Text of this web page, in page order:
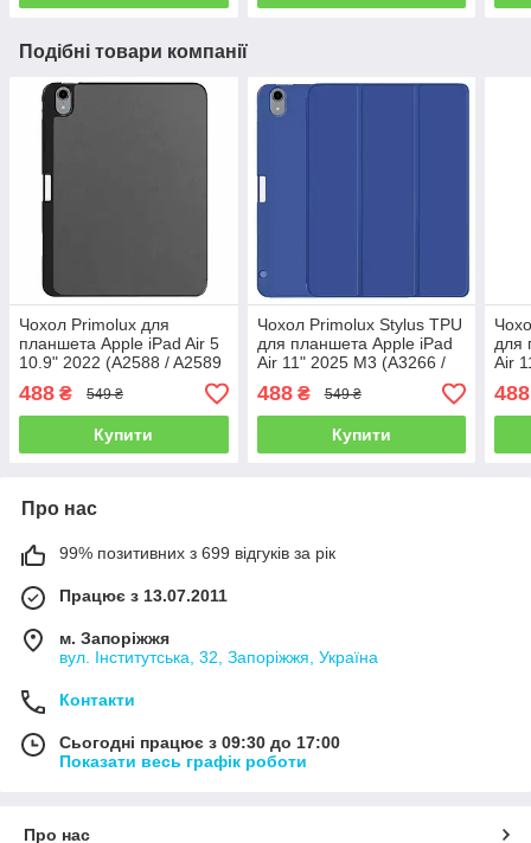
Подібні товари компанії
Чохол Primolux для
планшета Apple iPad Air 5
10.9" 2022 (A2588 / A2589
/ A2591) Stylus TPU - Grey
488 ₴ 549 ₴
Купити
Чохол Primolux Stylus TPU
для планшета Apple iPad
Air 11" 2025 M3 (A3266 /
A3267 / A3270) - Blue
488₴ 549 ₴
Купити
для
Air
488
Про нас
99% позитивних з 699 відгуків за рік
Працює з 13.07.2011
м. Запоріжжя
вул. Інститутська, 32, Запоріжжя, Україна
Контакти
Сьогодні працює з 09:30 до 17:00
Показати весь графік роботи
Про нас